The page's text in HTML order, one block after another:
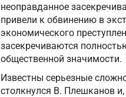
неоправданное
привели к обвинению в
экономического
засекречиваются
общественной значимости.
Известны серьезные
столкнулся В. Плешканов